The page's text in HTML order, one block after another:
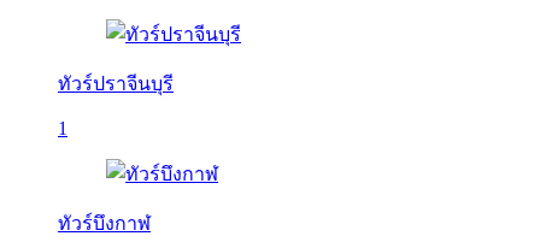
ทัวร์ปราจีนบุรี
1
ทัวร์บึงกาฬ